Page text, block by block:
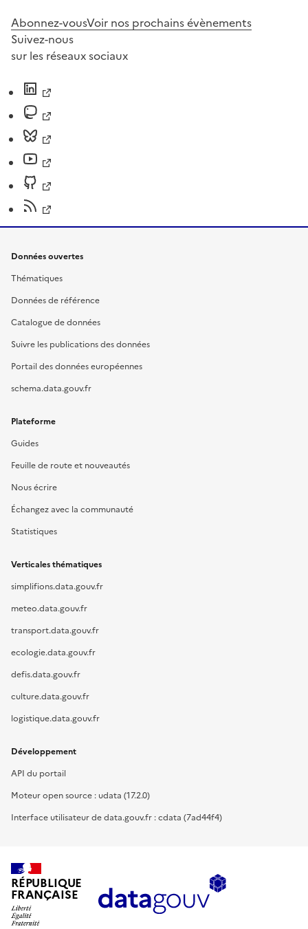
Abonnez-vousVoir nos prochains évènements
Suivez-nous
sur les réseaux sociaux
Données ouvertes
Thématiques
Données de référence
Catalogue de données
Suivre les publications des données
Portail des données européennes
schema.data.gouv.fr
Plateforme
Guides
Feuille de route et nouveautés
Nous écrire
Échangez avec la communauté
Statistiques
Verticales thématiques
simplifions.data.gouv.fr
meteo.data.gouv.fr
transport.data.gouv.fr
ecologie.data.gouv.fr
defis.data.gouv.fr
culture.data.gouv.fr
logistique.data.gouv.fr
Développement
API du portail
Moteur open source : udata (17.2.0)
Interface utilisateur de data.gouv.fr : cdata (7ad44f4)
RÉPUBLIQUE
FRANÇAISE